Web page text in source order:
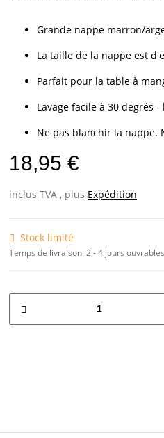
Grande nappe marron/
La taille de la nappe est
Parfait pour la table à
Lavage facile à 30 degrés
Ne pas blanchir la nappe.
18,95 €
inclus TVA , plus Expédition
Stock limité
Temps de livraison:2 - 4 jours ouvrables